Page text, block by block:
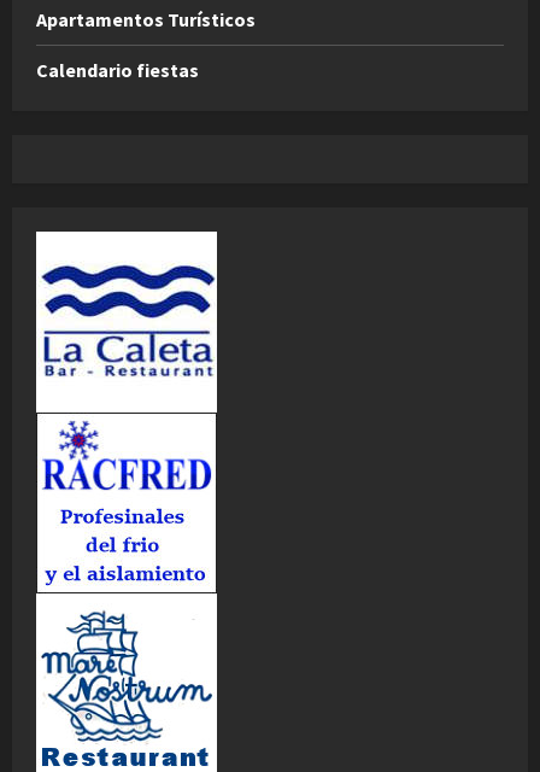
Apartamentos Turísticos
Calendario fiestas